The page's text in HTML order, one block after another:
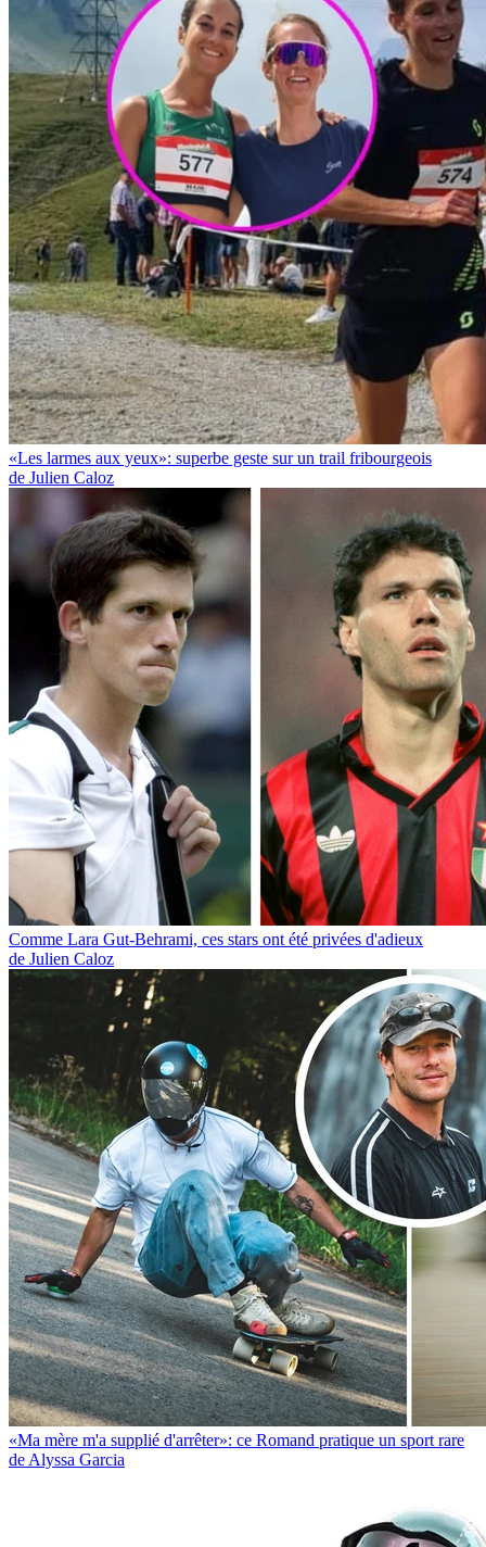
«Les larmes aux yeux»: superbe geste sur un trail fribourgeois
de Julien Caloz
Comme Lara Gut-Behrami, ces stars ont été privées d'adieux
de Julien Caloz
«Ma mère m'a supplié d'arrêter»: ce Romand pratique un sport rare
de Alyssa Garcia